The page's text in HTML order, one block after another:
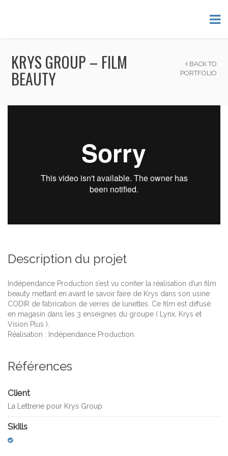
KRYS GROUP – FILM
BEAUTY
BACK TO
PORTFOLIO
Description du projet
Indépendance Production s’est vu confier la réalisation d’un film
beauty mettant en avant le savoir faire de Krys dans son usine
CODIR de fabrication de verres de lunettes. Ce film est diffusé
en magasin dans les 3 enseignes du groupe ( Lynx, Krys et
Vision Plus ).
Réalisation : Indépendance Production.
Références
Client
La Lettrerie pour Krys Group
Skills